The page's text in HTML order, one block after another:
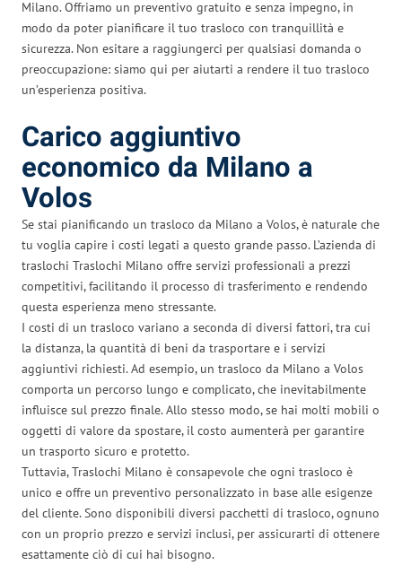
Milano. Offriamo un preventivo gratuito e senza impegno, in
modo da poter pianificare il tuo trasloco con tranquillità e
sicurezza. Non esitare a raggiungerci per qualsiasi domanda o
preoccupazione: siamo qui per aiutarti a rendere il tuo trasloco
un’esperienza positiva.
Carico aggiuntivo
economico da Milano a
Volos
Se stai pianificando un trasloco da Milano a Volos, è naturale che
tu voglia capire i costi legati a questo grande passo. L’azienda di
traslochi Traslochi Milano offre servizi professionali a prezzi
competitivi, facilitando il processo di trasferimento e rendendo
questa esperienza meno stressante.
I costi di un trasloco variano a seconda di diversi fattori, tra cui
la distanza, la quantità di beni da trasportare e i servizi
aggiuntivi richiesti. Ad esempio, un trasloco da Milano a Volos
comporta un percorso lungo e complicato, che inevitabilmente
influisce sul prezzo finale. Allo stesso modo, se hai molti mobili o
oggetti di valore da spostare, il costo aumenterà per garantire
un trasporto sicuro e protetto.
Tuttavia, Traslochi Milano è consapevole che ogni trasloco è
unico e offre un preventivo personalizzato in base alle esigenze
del cliente. Sono disponibili diversi pacchetti di trasloco, ognuno
con un proprio prezzo e servizi inclusi, per assicurarti di ottenere
esattamente ciò di cui hai bisogno.